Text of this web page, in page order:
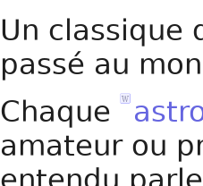
Un classique
passé au
Chaque
amateur ou